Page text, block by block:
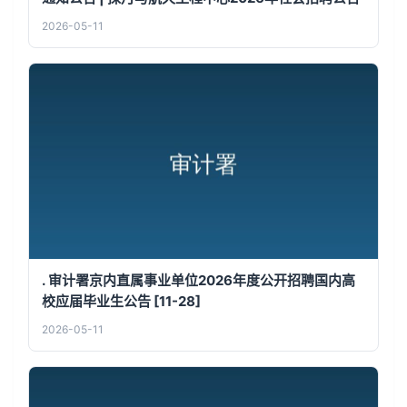
2026-05-11
. 审计署京内直属事业单位2026年度公开招聘国内高
校应届毕业生公告 [11-28]
2026-05-11